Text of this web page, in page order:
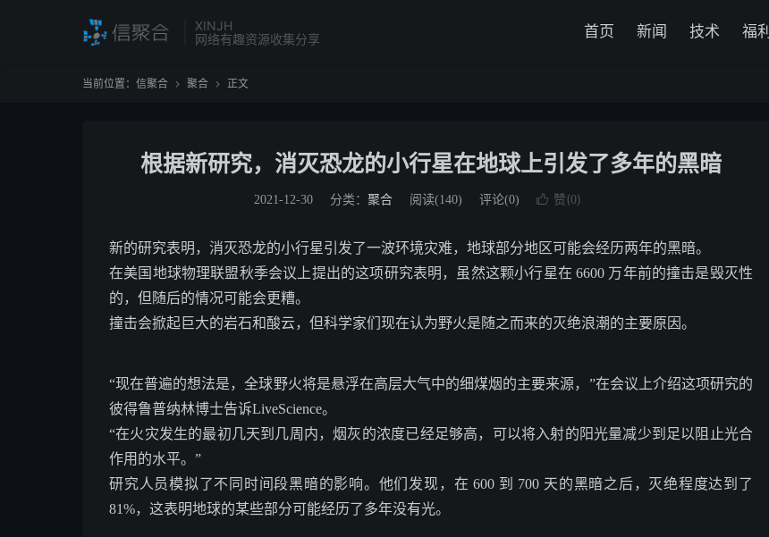
XINJH
网络有趣资源收集分享
首页 新闻 技术 福利
当前位置： 信聚合  聚合  正文
根据新研究，消灭恐龙的小行星在地球上引发了多年的黑暗
2021-12-30 分类： 聚合 阅读(140) 评论(0)  赞(0)
新的研究表明，消灭恐龙的小行星引发了一波环境灾难，地球部分地区可能会经历两年的黑暗。
在美国地球物理联盟秋季会议上提出的这项研究表明，虽然这颗小行星在 6600 万年前的撞击是毁灭性
的，但随后的情况可能会更糟。
撞击会掀起巨大的岩石和酸云，但科学家们现在认为野火是随之而来的灭绝浪潮的主要原因。
“现在普遍的想法是，全球野火将是悬浮在高层大气中的细煤烟的主要来源，”在会议上介绍这项研究的
彼得鲁普纳林博士告诉LiveScience。
“在火灾发生的最初几天到几周内，烟灰的浓度已经足够高，可以将入射的阳光量减少到足以阻止光合
作用的水平。”
研究人员模拟了不同时间段黑暗的影响。他们发现，在 600 到 700 天的黑暗之后，灭绝程度达到了
81%，这表明地球的某些部分可能经历了多年没有光。